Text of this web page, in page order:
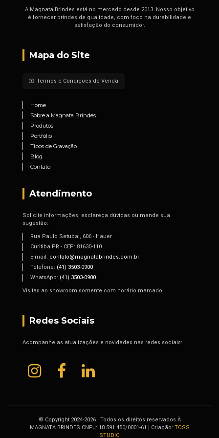
A Magnata Brindes está no mercado desde 2013. Nosso objetivo
é fornecer brindes de qualidade, com foco na durabilidade e
satisfação do consumidor.
Mapa do Site
input Termos e Condições de Venda
Home
Sobre a Magnata Brindes
Produtos
Portfólio
Tipos de Gravação
Blog
Contato
Atendimento
Solicite informações, esclareça dúvidas ou mande sua
sugestão:
Rua Paulo Setubal, 606 - Hauer
Curitiba PR - CEP: 81630-110
E-mail: contato@magnatabrindes.com.br
Telefone: (41) 3503-0900
WhatsApp: (41) 3503-0900
Visitas ao showroom somente com horário marcado.
Redes Sociais
Acompanhe as atualizações e novidades nas redes sociais:
© Copyright 2024-2026 . Todos os direitos reservados À
MAGNATA BRINDES CNPJ: 18.591.450/0001-61 | Criação: TOSS
STUDIO